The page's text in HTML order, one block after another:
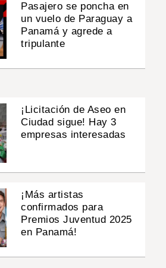
Pasajero se poncha en
un vuelo de Paraguay a
Panamá y agrede a
tripulante
¡Licitación de Aseo en
Ciudad sigue! Hay 3
empresas interesadas
¡Más artistas
confirmados para
Premios Juventud 2025
en Panamá!